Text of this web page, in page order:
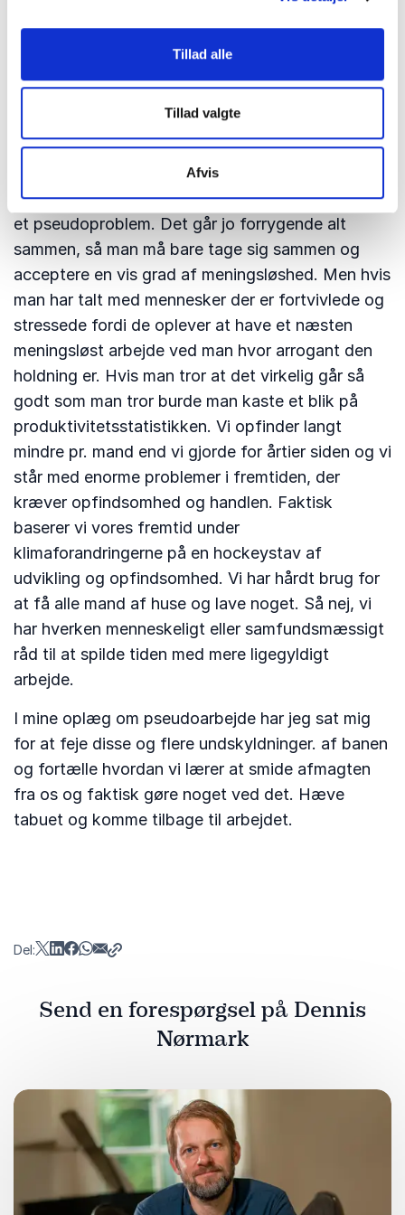
Tillad alle
Tillad valgte
Afvis
undskyldning står i vejen for at man nysgerrigt
graver sig ned i hvor opgaverne faktisk kommer
fra, hvorfor de får det omfang de gør og folder
sig ud på den måde som det gør.
Den sidste undskyldning er, at pseudoarbejde er
et pseudoproblem. Det går jo forrygende alt
sammen, så man må bare tage sig sammen og
acceptere en vis grad af meningsløshed. Men hvis
man har talt med mennesker der er fortvivlede og
stressede fordi de oplever at have et næsten
meningsløst arbejde ved man hvor arrogant den
holdning er. Hvis man tror at det virkelig går så
godt som man tror burde man kaste et blik på
produktivitetsstatistikken. Vi opfinder langt
mindre pr. mand end vi gjorde for årtier siden og vi
står med enorme problemer i fremtiden, der
kræver opfindsomhed og handlen. Faktisk
baserer vi vores fremtid under
klimaforandringerne på en hockeystav af
udvikling og opfindsomhed. Vi har hårdt brug for
at få alle mand af huse og lave noget. Så nej, vi
har hverken menneskeligt eller samfundsmæssigt
råd til at spilde tiden med mere ligegyldigt
arbejde.
I mine oplæg om pseudoarbejde har jeg sat mig
for at feje disse og flere undskyldninger. af banen
og fortælle hvordan vi lærer at smide afmagten
fra os og faktisk gøre noget ved det. Hæve
tabuet og komme tilbage til arbejdet.
Del:
Send en forespørgsel på Dennis
Nørmark